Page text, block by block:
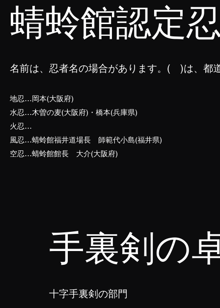
蜻蛉館認定
名前は、忍者名の場合があります。( )は、都
地忍…岡本(大阪府)
水忍…木曽の麦(大阪府)・橋本(兵庫県)
火忍…
風忍…蜻蛉館福井道場長 師範代小島(福井県)
空忍…蜻蛉館館長 大介(大阪府)
手裏剣の
十字手裏剣の部門